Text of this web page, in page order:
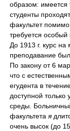
образом:
студенты
факультет
требуется особый
До 1913 г. курс
преподавание
По закону от 6
что с
егудента в
доступной
среды.
факультета я
очень высок (до